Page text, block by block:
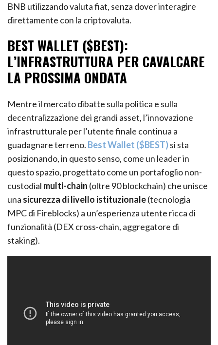
BNB utilizzando valuta fiat, senza dover interagire
direttamente con la criptovaluta.
BEST WALLET ($BEST):
L’INFRASTRUTTURA PER CAVALCARE
LA PROSSIMA ONDATA
Mentre il mercato dibatte sulla politica e sulla
decentralizzazione dei grandi asset, l’innovazione
infrastrutturale per l’utente finale continua a
guadagnare terreno. Best Wallet ($BEST)si sta
posizionando, in questo senso, come un leader in
questo spazio, progettato come un portafoglio non-
custodial multi-chain (oltre 90 blockchain) che unisce
una sicurezza di livello istituzionale(tecnologia
MPC di Fireblocks) a un’esperienza utente ricca di
funzionalità (DEX cross-chain, aggregatore di
staking).